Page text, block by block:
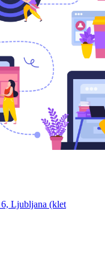
Ljubljana (klet